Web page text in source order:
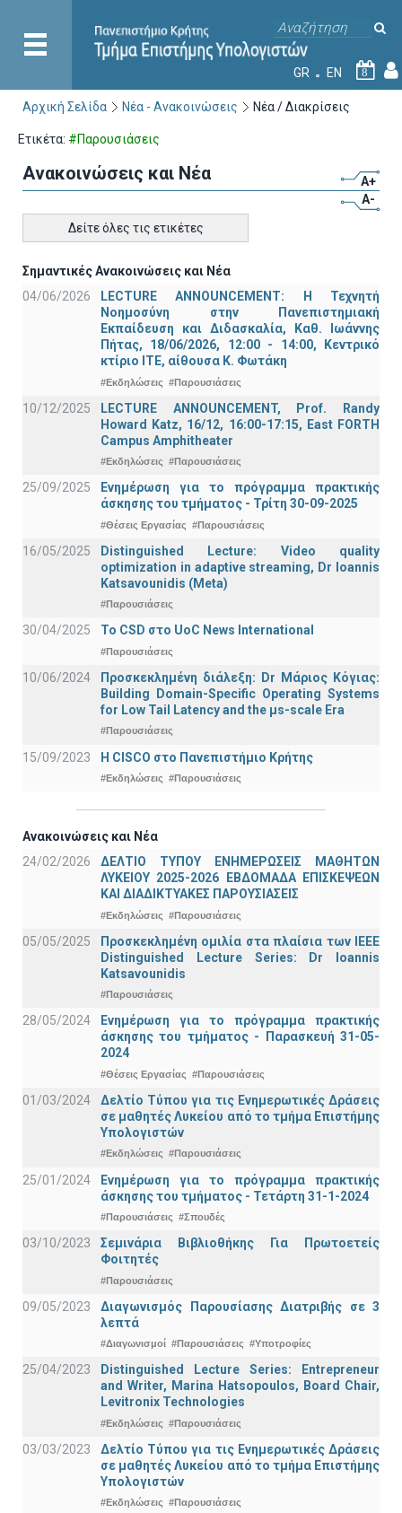
GR EN 8
Αρχική Σελίδα Νέα - Ανακοινώσεις Νέα / Διακρίσεις
Ετικέτα: #Παρουσιάσεις
Ανακοινώσεις και Νέα
A+
A-
Δείτε όλες τις ετικέτες
Σημαντικές Ανακοινώσεις και Νέα
04/06/2026
LECTURE ANNOUNCEMENT: Η Τεχνητή
Νοημοσύνη στην Πανεπιστημιακή
Εκπαίδευση και Διδασκαλία, Καθ. Ιωάννης
Πήτας, 18/06/2026, 12:00 - 14:00, Κεντρικό
κτίριο ΙΤΕ, αίθουσα Κ. Φωτάκη
#Εκδηλώσεις #Παρουσιάσεις
10/12/2025
LECTURE ANNOUNCEMENT, Prof. Randy
Howard Katz, 16/12, 16:00-17:15, East FORTH
Campus Amphitheater
#Εκδηλώσεις #Παρουσιάσεις
25/09/2025
Ενημέρωση για το πρόγραμμα πρακτικής
άσκησης του τμήματος - Τρίτη 30-09-2025
#Θέσεις Εργασίας #Παρουσιάσεις
16/05/2025
Distinguished Lecture: Video quality
optimization in adaptive streaming, Dr Ioannis
Katsavounidis (Meta)
#Παρουσιάσεις
30/04/2025 To CSD στο UoC News International
#Παρουσιάσεις
10/06/2024
Προσκεκλημένη διάλεξη: Dr Μάριος Κόγιας:
Building Domain-Specific Operating Systems
for Low Tail Latency and the μs-scale Era
#Παρουσιάσεις
15/09/2023 Η CISCO στο Πανεπιστήμιο Κρήτης
#Εκδηλώσεις #Παρουσιάσεις
Ανακοινώσεις και Νέα
24/02/2026
ΔΕΛΤΙΟ ΤΥΠΟΥ ΕΝΗΜΕΡΩΣΕΙΣ ΜΑΘΗΤΩΝ
ΛΥΚΕΙΟΥ 2025-2026 ΕΒΔΟΜΑΔΑ ΕΠΙΣΚΕΨΕΩΝ
ΚΑΙ ΔΙΑΔΙΚΤΥΑΚΕΣ ΠΑΡΟΥΣΙΑΣΕΙΣ
#Εκδηλώσεις #Παρουσιάσεις
05/05/2025
Προσκεκλημένη ομιλία στα πλαίσια των IEEE
Distinguished Lecture Series: Dr Ioannis
Katsavounidis
#Παρουσιάσεις
28/05/2024
Ενημέρωση για το πρόγραμμα πρακτικής
άσκησης του τμήματος - Παρασκευή 31-05-
2024
#Θέσεις Εργασίας #Παρουσιάσεις
01/03/2024
Δελτίο Τύπου για τις Ενημερωτικές Δράσεις
σε μαθητές Λυκείου από το τμήμα Επιστήμης
Υπολογιστών
#Εκδηλώσεις #Παρουσιάσεις
25/01/2024
Ενημέρωση για το πρόγραμμα πρακτικής
άσκησης του τμήματος - Τετάρτη 31-1-2024
#Παρουσιάσεις #Σπουδές
03/10/2023
Σεμινάρια Βιβλιοθήκης Για Πρωτοετείς
Φοιτητές
#Παρουσιάσεις
09/05/2023
Διαγωνισμός Παρουσίασης Διατριβής σε 3
λεπτά
#Διαγωνισμοί #Παρουσιάσεις #Υποτροφίες
25/04/2023
Distinguished Lecture Series: Entrepreneur
and Writer, Marina Hatsopoulos, Board Chair,
Levitronix Technologies
#Εκδηλώσεις #Παρουσιάσεις
03/03/2023
Δελτίο Τύπου για τις Ενημερωτικές Δράσεις
σε μαθητές Λυκείου από το τμήμα Επιστήμης
Υπολογιστών
#Εκδηλώσεις #Παρουσιάσεις